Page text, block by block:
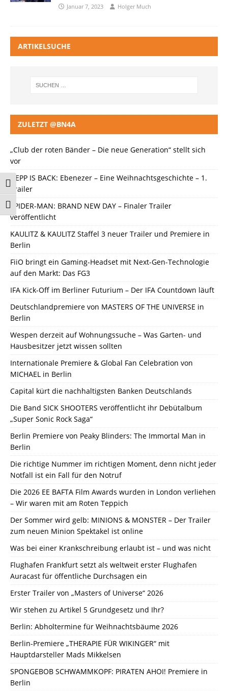
Umschalten auf hohe Kontraste
Schrift vergrößern
Januar 7, 2023 Holger Much
ARTIKELSUCHE
ZULETZT @BN4A
„Club der roten Bänder – Die neue Generation“ stellt sich
vor
DEPP IS BACK: Ebenezer – Eine Weihnachtsgeschichte – 1.
Trailer
SPIDER-MAN: BRAND NEW DAY – Finaler Trailer
veröffentlicht
KAULITZ & KAULITZ Staffel 3 neuer Trailer und Premiere in
Berlin
FiiO bringt ein Gaming-Headset mit Next-Gen-Technologie
auf den Markt: Das FG3
IFA Kick-Off im Berliner Futurium – Der IFA Countdown läuft
Deutschlandpremiere von MASTERS OF THE UNIVERSE in
Berlin
Wespen derzeit auf Wohnungssuche – Was Garten- und
Hausbesitzer jetzt wissen sollten
Internationale Premiere & Global Fan Celebration von
MICHAEL in Berlin
Capital kürt die nachhaltigsten Banken Deutschlands
Die Band SICK SHOOTERS veröffentlicht ihr Debütalbum
„Super Sonic Rock Saga“
Berlin Premiere von Peaky Blinders: The Immortal Man in
Berlin
Die richtige Nummer im richtigen Moment, denn nicht jeder
Notfall ist ein Fall für den Notruf
Die 2026 EE BAFTA Film Awards wurden in London verliehen
– Wir waren mit am Roten Teppich
Der Sommer wird gelb: MINIONS & MONSTER – Der Trailer
zum neuen Minion Spektakel ist online
Was bei einer Krankschreibung erlaubt ist – und was nicht
Flughafen Frankfurt setzt als weltweit erster Flughafen
Auracast für öffentliche Durchsagen ein
Erster Trailer von „Masters of Universe“ 2026
Wir stehen zu Artikel 5 Grundgesetz und Ihr?
Berlin: Abholtermine für Weihnachtsbäume 2026
Berlin-Premiere „THERAPIE FÜR WIKINGER“ mit
Hauptdarsteller Mads Mikkelsen
SPONGEBOB SCHWAMMKOPF: PIRATEN AHOI! Premiere in
Berlin